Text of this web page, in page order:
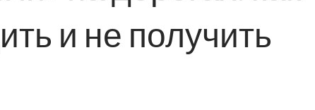
и не получить